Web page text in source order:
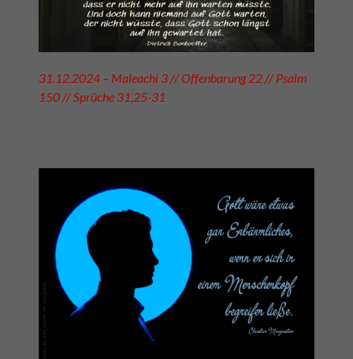
31.12.2024 – Maleachi 3 // Offenbarung 22 // Psalm
150 // Sprüche 31,25-31